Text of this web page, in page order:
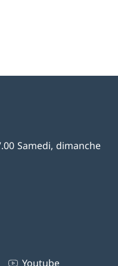
Samedi, dimanche
Youtube